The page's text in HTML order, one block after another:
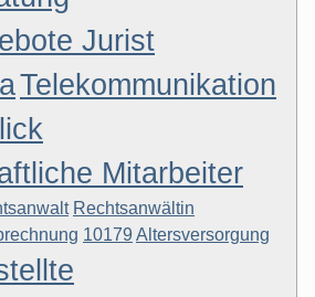
Jurist
Telekommunikation
Mitarbeiter
Rechtsanwältin
10179 Altersversorgung